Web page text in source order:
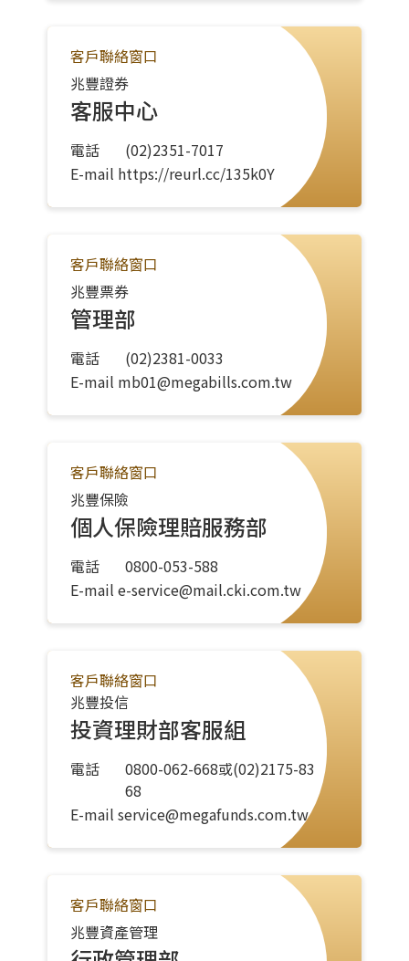
客戶聯絡窗口
兆豐證券
客服中心
電話
(02)2351-7017
E-mail https://reurl.cc/135k0Y
客戶聯絡窗口
兆豐票券
管理部
電話
(02)2381-0033
E-mail mb01@megabills.com.tw
客戶聯絡窗口
兆豐保險
個人保險理賠服務部
電話
0800-053-588
E-mail e-service@mail.cki.com.tw
客戶聯絡窗口
兆豐投信
投資理財部客服組
電話
0800-062-668或(02)2175-83
68
E-mail service@megafunds.com.tw
客戶聯絡窗口
兆豐資產管理